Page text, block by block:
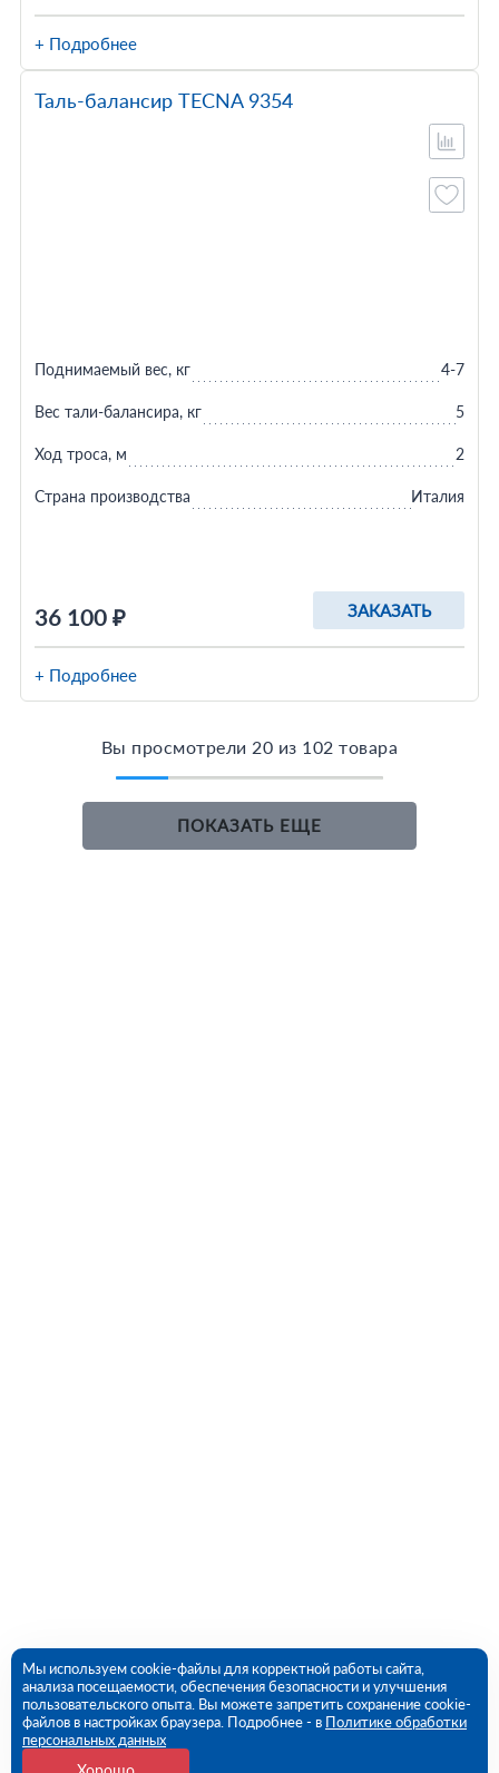
+ Подробнее
Таль-балансир TECNA 9354
36 100 ₽ ЗАКАЗАТЬ
Поднимаемый вес, кг 4-7
Вес тали-балансира, кг 5
Ход троса, м 2
Страна производства Италия
+ Подробнее
Вы просмотрели 20 из 102 товара
ПОКАЗАТЬ ЕЩЕ
Мы используем cookie-файлы для корректной работы сайта,
анализа посещаемости, обеспечения безопасности и улучшения
пользовательского опыта. Вы можете запретить сохранение cookie-
файлов в настройках браузера. Подробнее - в Политике обработки
персональных данных